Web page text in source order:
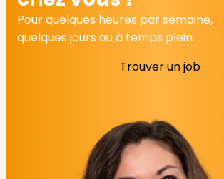
Pour quelques heures par semaine,
quelques jours ou à temps plein.
Trouver un job